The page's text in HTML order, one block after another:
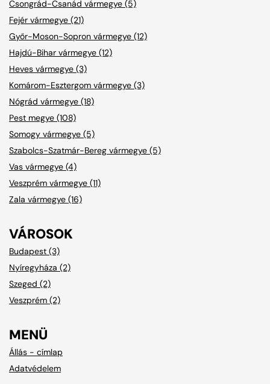
Csongrád-Csanád vármegye (5)
Fejér vármegye (21)
Győr-Moson-Sopron vármegye (12)
Hajdú-Bihar vármegye (12)
Heves vármegye (3)
Komárom-Esztergom vármegye (3)
Nógrád vármegye (18)
Pest megye (108)
Somogy vármegye (5)
Szabolcs-Szatmár-Bereg vármegye (5)
Vas vármegye (4)
Veszprém vármegye (11)
Zala vármegye (16)
VÁROSOK
Budapest (3)
Nyíregyháza (2)
Szeged (2)
Veszprém (2)
MENÜ
Állás - címlap
Adatvédelem